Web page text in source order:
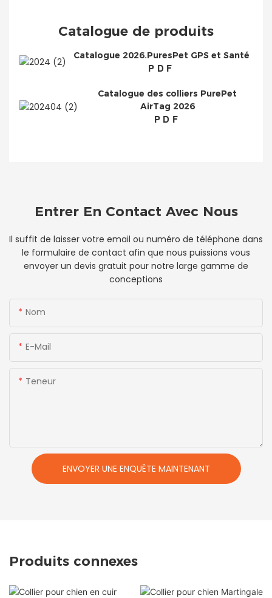
Catalogue de produits
Catalogue 2026.PuresPet GPS et Santé
PDF
Catalogue des colliers PurePet
AirTag 2026
PDF
Entrer En Contact Avec Nous
Il suffit de laisser votre email ou numéro de téléphone dans
le formulaire de contact afin que nous puissions vous
envoyer un devis gratuit pour notre large gamme de
conceptions
Nom
E-Mail
Teneur
ENVOYER UNE ENQUÊTE MAINTENANT
Produits connexes